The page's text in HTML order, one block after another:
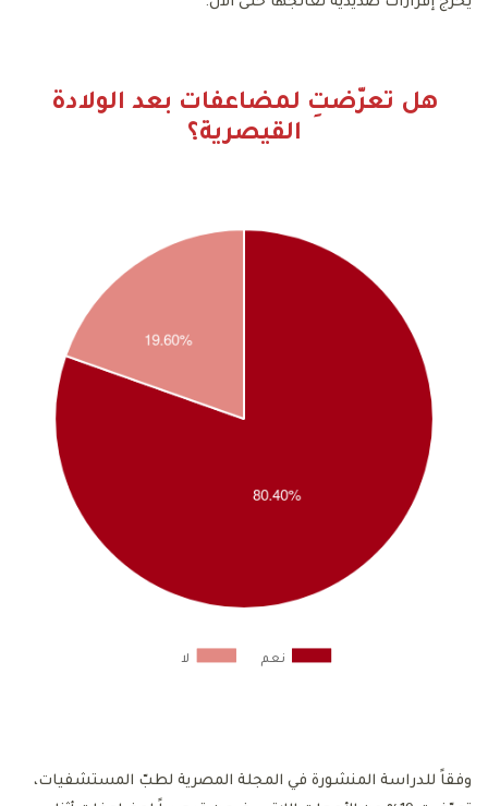
هل تعرّضتِ لمضاعفات بعد الولادة
القيصرية؟
نعم لا
وفقاً للدراسة المنشورة في المجلة المصرية لطبّ المستشفيات،